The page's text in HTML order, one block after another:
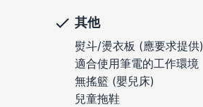
其他
熨斗/燙衣板 (應要求提供)
適合使用筆電的工作環境
無搖籃 (嬰兒床)
兒童拖鞋